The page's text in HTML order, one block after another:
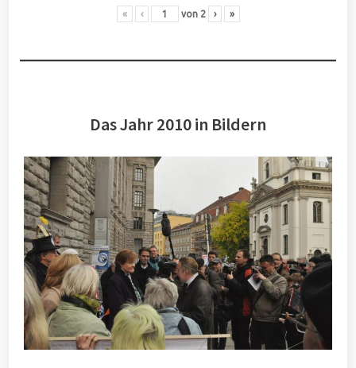
« ‹ von 2 › »
Das Jahr 2010 in Bildern